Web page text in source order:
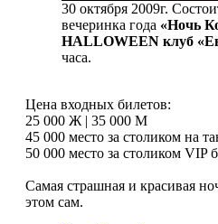
30 октября 2009г.
вечеринка года «Ночь
HALLOWEEN клуб
часа.
Цена входных билетов:
25 000 Ж | 35 000 М
45 000 место за столиком на
50 000 место за столиком VIP
Самая страшная и красивая
этом сам.